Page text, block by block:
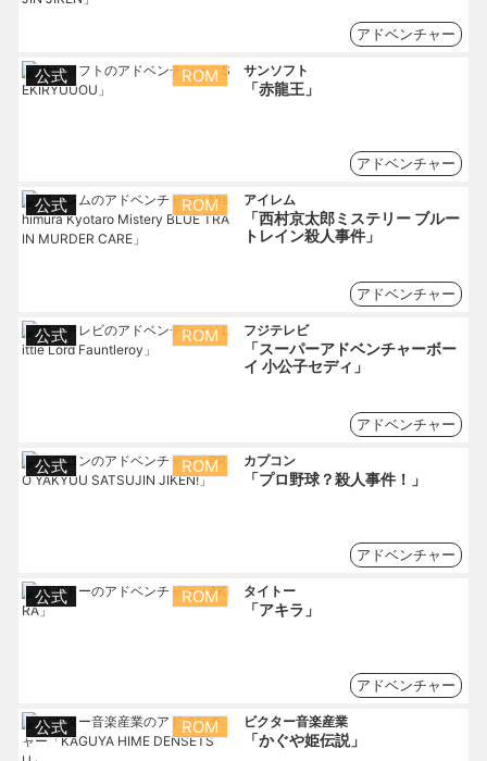
アドベンチャー
公式 ROM サンソフト
「赤龍王」
アドベンチャー
公式 ROM アイレム
「西村京太郎ミステリー ブルー
トレイン殺人事件」
アドベンチャー
公式 ROM フジテレビ
「スーパーアドベンチャーボー
イ 小公子セディ」
アドベンチャー
公式 ROM カプコン
「プロ野球？殺人事件！」
アドベンチャー
公式 ROM タイトー
「アキラ」
アドベンチャー
公式 ROM ビクター音楽産業
「かぐや姫伝説」